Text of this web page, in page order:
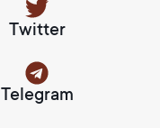
Twitter
Telegram